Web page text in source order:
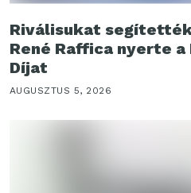
Riválisukat segítették
René Raffica nyerte a
Díjat
AUGUSZTUS 5, 2026